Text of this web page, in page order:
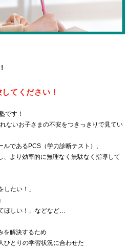
てください！
です！
ないお子さまの不安をつきっきりで見てい
であるPCS（学力診断テスト）、
、より効率的に無理なく無駄なく指導して
したい！」
ほしい！」などなど…
を解決するため
ひとりの学習状況に合わせた